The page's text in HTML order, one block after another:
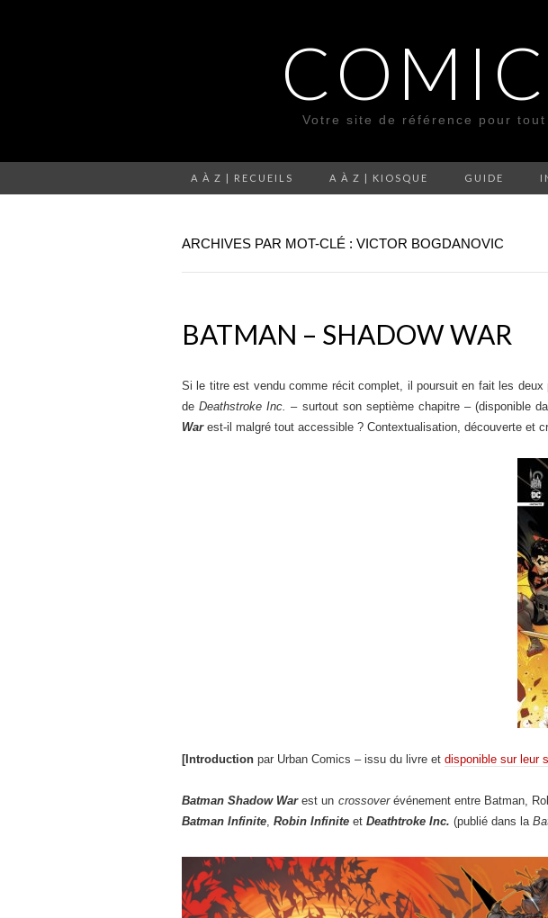
Votre site de référence pour
A À Z | RECUEILS A À Z | KIOSQUE GUIDE
ARCHIVES PAR MOT-CLÉ : VICTOR BOGDANOVIC
BATMAN – SHADOW WAR
Si le titre est vendu comme récit complet, il poursuit en fait les deux
deDeathstroke Inc. – surtout son septième chapitre – (disponible
War est-il malgré tout accessible ? Contextualisation, découverte et
[Introduction par Urban Comics – issu du livre et disponible sur leur
Batman Shadow Warest un crossoverévénement entre Batman,
Batman Infinite, Robin Infinite et Deathtroke Inc. (publié dans la